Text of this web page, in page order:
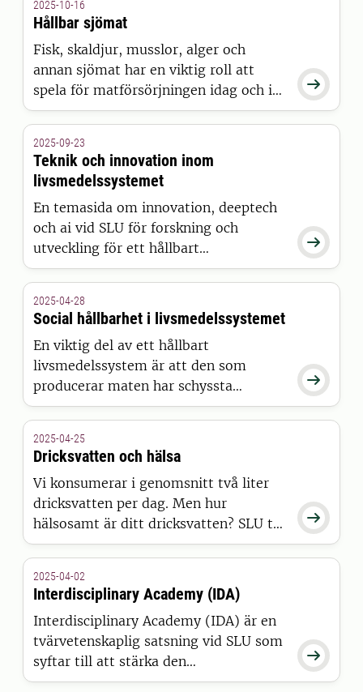
livsmedelssystem och hållbara städer
utvecklas gemensamt.

2025-10-16
Hållbar sjömat
Fisk, skaldjur, musslor, alger och
annan sjömat har en viktig roll att
spela​ för matförsörjningen idag och i
framtiden. Vid SLU ägnar sig forskare
åt att öka kunskapen för att stödja
hållbar fiskodling, levande vatten och
friska fiskbestånd.

2025-09-23
Teknik och innovation inom
livsmedelssystemet
En temasida om innovation, deeptech
och ai vid SLU för forskning och
utveckling för ett hållbart
livsmedelssystem.

2025-04-28
Social hållbarhet i livsmedelssystemet
En viktig del av ett hållbart
livsmedelssystem är att den som
producerar maten har schyssta
arbetsvillkor, upplever trygghet för sig
och sin familj, och känner uppskattning
för sin roll som livsmedelsproducent.

2025-04-25
Dricksvatten och hälsa
Vi konsumerar i genomsnitt två liter
dricksvatten per dag. Men hur
hälsosamt är ditt dricksvatten? SLU tar
fram kunskap för beslutsfattare och
vattenbransch som stödjer arbetet
med säkrare dricksvatten och
framtidens vattenrening.

2025-04-02
Interdisciplinary Academy (IDA)
Interdisciplinary Academy (IDA) är en
tvärvetenskaplig satsning vid SLU som
syftar till att stärka den
tvärvetenskapliga kompetensen vid